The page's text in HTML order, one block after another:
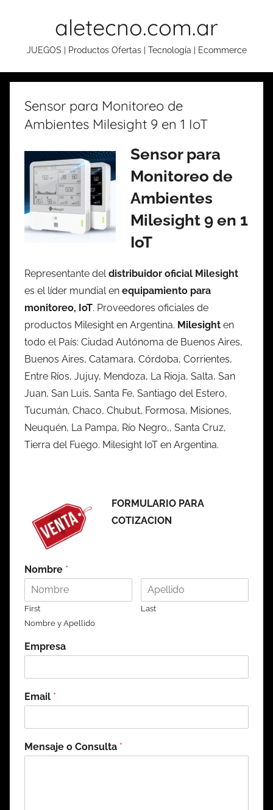
aletecno.com.ar
JUEGOS | Productos Ofertas | Tecnología | Ecommerce
Sensor para Monitoreo de
Ambientes Milesight 9 en 1 IoT
Sensor para
Monitoreo de
Ambientes
Milesight 9 en 1
IoT
Representante del distribuidor oficial Milesight
es el líder mundial en equipamiento para
monitoreo, IoT. Proveedores oficiales de
productos Milesight en Argentina. Milesight en
todo el País: Ciudad Autónoma de Buenos Aires,
Buenos Aires, Catamara, Córdoba, Corrientes,
Entre Ríos, Jujuy, Mendoza, La Rioja, Salta, San
Juan, San Luis, Santa Fe, Santiago del Estero,
Tucumán, Chaco, Chubut, Formosa, Misiones,
Neuquén, La Pampa, Río Negro,, Santa Cruz,
Tierra del Fuego. Milesight IoT en Argentina.
FORMULARIO PARA
COTIZACION
Nombre *
First
Last
Nombre y Apellido
Empresa
Email *
Mensaje o Consulta *